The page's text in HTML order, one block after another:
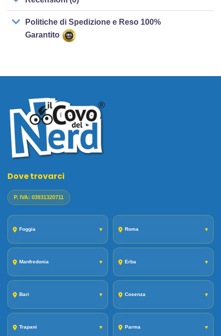
Politiche di Spedizione e Reso 100%
Garantito
Dove trovarci
P. IVA: 03931320711
Foggia ▼ Roma ▼
Manfredonia ▼ Erba ▼
Bari ▼ Cosenza ▼
Trapani ▼ Parma ▼